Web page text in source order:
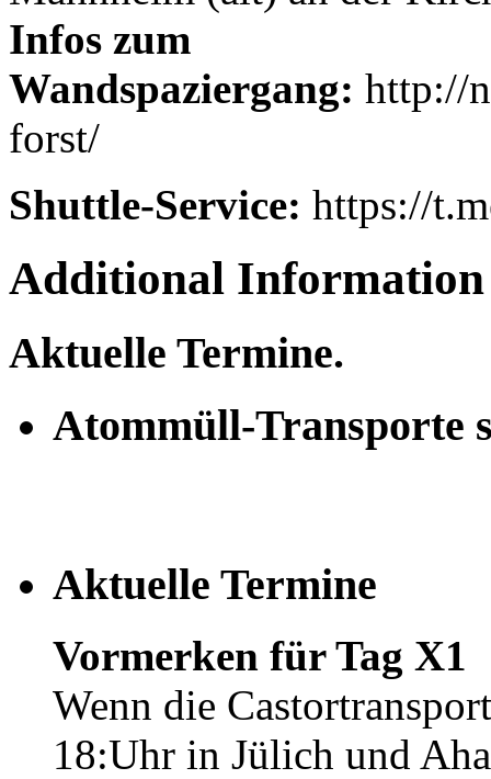
Infos zum
Wandspaziergang: http://
forst/
Shuttle-Service: https://
Additional Information
Aktuelle Termine.
Atommüll-Transporte
Aktuelle Termine
Vormerken für Tag X1
Wenn die
18:Uhr in Jülich und